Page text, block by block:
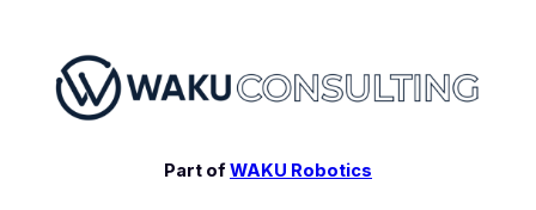
Part ofWAKU Robotics